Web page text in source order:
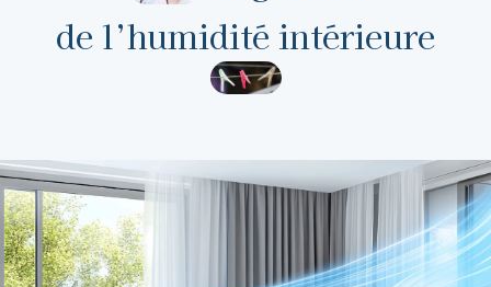
de l’humidité intérieure